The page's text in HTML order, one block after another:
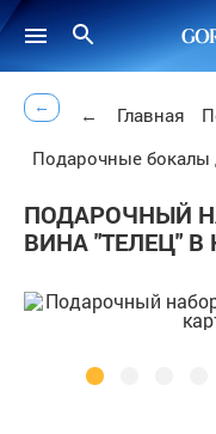
← ← Главная
Подарочные бокалы
ПОДАРОЧНЫЙ
ВИНА "ТЕЛЕЦ"